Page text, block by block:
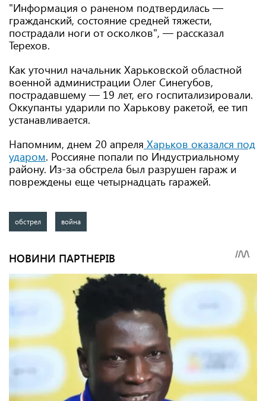
"Информация о раненом подтвердилась —
гражданский, состояние средней тяжести,
пострадали ноги от осколков", — рассказал
Терехов.
Как уточнил начальник Харьковской областной
военной администрации Олег Синегубов,
пострадавшему — 19 лет, его госпитализировали.
Оккупанты ударили по Харькову ракетой, ее тип
устанавливается.
Напомним, днем 20 апреля Харьков оказался под
ударом. Россияне попали по Индустриальному
району. Из-за обстрела был разрушен гараж и
повреждены еще четырнадцать гаражей.
обстрел война